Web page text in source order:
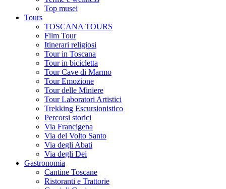
Top musei
Tours
TOSCANA TOURS
Film Tour
Itinerari religiosi
Tour in Toscana
Tour in bicicletta
Tour Cave di Marmo
Tour Emozione
Tour delle Miniere
Tour Laboratori Artistici
Trekking Escursionistico
Percorsi storici
Via Francigena
Via del Volto Santo
Via degli Abati
Via degli Dei
Gastronomia
Cantine Toscane
Ristoranti e Trattorie